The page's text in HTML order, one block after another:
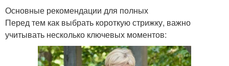
Основные рекомендации для полных
Перед тем как выбрать короткую стрижку, важно
учитывать несколько ключевых моментов: